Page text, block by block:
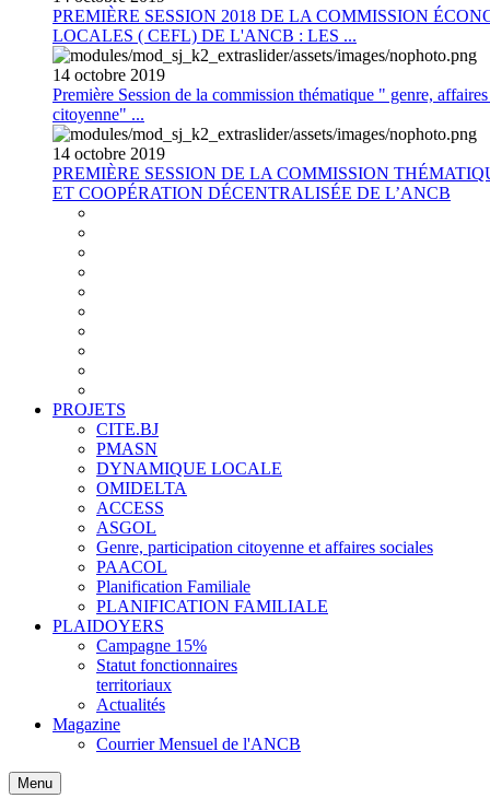
PREMIÈRE SESSION 2018 DE LA COMMISSION
LOCALES ( CEFL) DE L'ANCB : LES ...
14 octobre 2019
Première Session de la commission thématique " genre,
citoyenne" ...
14 octobre 2019
PREMIÈRE SESSION DE LA COMMISSION
ET COOPÉRATION DÉCENTRALISÉE DE L’ANCB
PROJETS
CITE.BJ
PMASN
DYNAMIQUE LOCALE
OMIDELTA
ACCESS
ASGOL
Genre, participation citoyenne et affaires sociales
PAACOL
Planification Familiale
PLANIFICATION FAMILIALE
PLAIDOYERS
Campagne 15%
Statut fonctionnaires
territoriaux
Actualités
Magazine
Courrier Mensuel de l'ANCB
Menu